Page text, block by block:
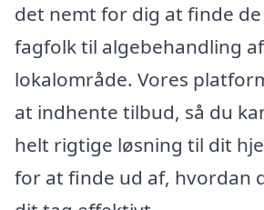
det nemt for dig at finde
fagfolk til algebehandling
lokalområde. Vores
at indhente tilbud, så du
helt rigtige løsning til dit
for at finde ud af, hvordan